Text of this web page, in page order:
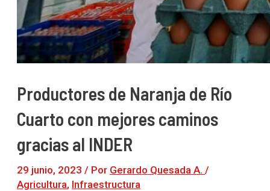
Productores de Naranja de Río
Cuarto con mejores caminos
gracias al INDER
29 junio, 2023 / Por Gerardo Quesada A. /
Agricultura, Infraestructura